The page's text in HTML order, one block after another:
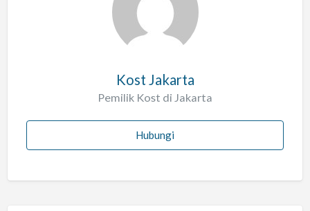
Kost Jakarta
Pemilik Kost di Jakarta
Hubungi